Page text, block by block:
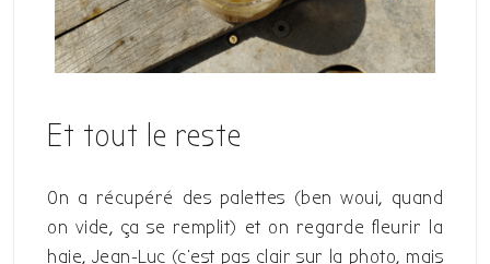
Et tout le reste
On a récupéré des palettes (ben woui, quand
on vide, ça se remplit) et on regarde fleurir la
haie, Jean-Luc (c’est pas clair sur la photo, mais